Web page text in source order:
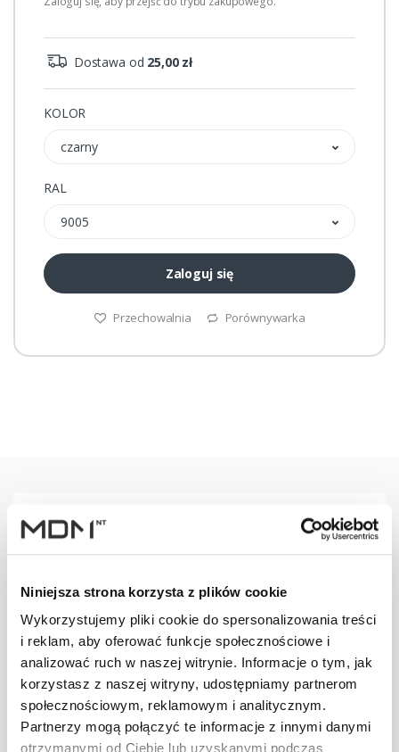
Niniejsza strona korzysta z plików cookie
Wykorzystujemy pliki cookie do spersonalizowania treści
i reklam, aby oferować funkcje społecznościowe i
analizować ruch w naszej witrynie. Informacje o tym, jak
korzystasz z naszej witryny, udostępniamy partnerom
społecznościowym, reklamowym i analitycznym.
Partnerzy mogą połączyć te informacje z innymi danymi
otrzymanymi od Ciebie lub uzyskanymi podczas
Dostawa od 25,00 zł
KOLOR
czarny
RAL
9005
Zaloguj się
Przechowalnia Porównywarka
Warianty Specyfikacja
Uchwyt bala
przeciwśn. S
brązowy
szt –